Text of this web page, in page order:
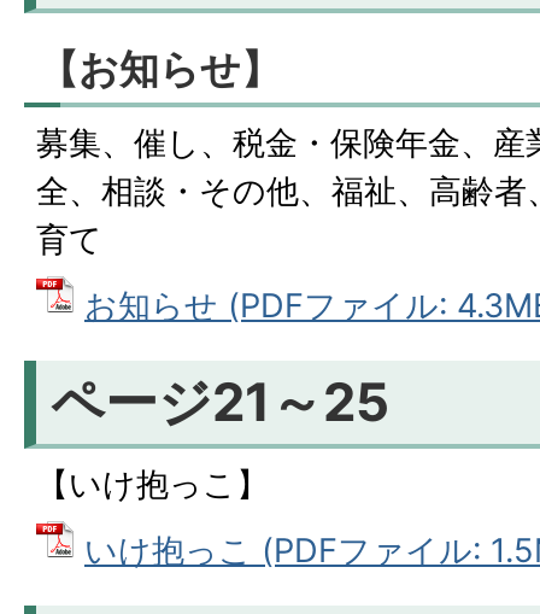
【お知らせ】
募集、催し、税金・保険年金、産
全、相談・その他、福祉、高齢
育て
お知らせ (PDFファイル:
ページ21～25
【いけ抱っこ】
いけ抱っこ (PDFファイル: